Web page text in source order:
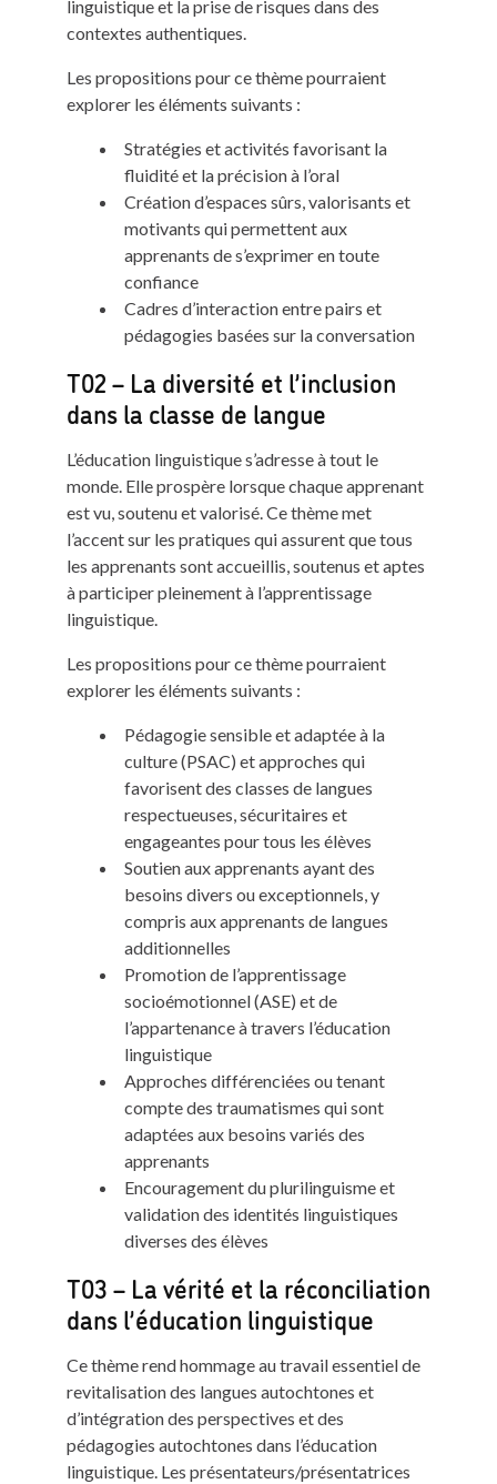
linguistique et la prise de risques dans des
contextes authentiques.
Les propositions pour ce thème pourraient
explorer les éléments suivants :
Stratégies et activités favorisant la
fluidité et la précision à l’oral
Création d’espaces sûrs, valorisants et
motivants qui permettent aux
apprenants de s’exprimer en toute
confiance
Cadres d’interaction entre pairs et
pédagogies basées sur la conversation
T02 – La diversité et l’inclusion
dans la classe de langue
L’éducation linguistique s’adresse à tout le
monde. Elle prospère lorsque chaque apprenant
est vu, soutenu et valorisé. Ce thème met
l’accent sur les pratiques qui assurent que tous
les apprenants sont accueillis, soutenus et aptes
à participer pleinement à l’apprentissage
linguistique.
Les propositions pour ce thème pourraient
explorer les éléments suivants :
Pédagogie sensible et adaptée à la
culture (PSAC) et approches qui
favorisent des classes de langues
respectueuses, sécuritaires et
engageantes pour tous les élèves
Soutien aux apprenants ayant des
besoins divers ou exceptionnels, y
compris aux apprenants de langues
additionnelles
Promotion de l’apprentissage
socioémotionnel (ASE) et de
l’appartenance à travers l’éducation
linguistique
Approches différenciées ou tenant
compte des traumatismes qui sont
adaptées aux besoins variés des
apprenants
Encouragement du plurilinguisme et
validation des identités linguistiques
diverses des élèves
T03 – La vérité et la réconciliation
dans l’éducation linguistique
Ce thème rend hommage au travail essentiel de
revitalisation des langues autochtones et
d’intégration des perspectives et des
pédagogies autochtones dans l’éducation
linguistique. Les présentateurs/présentatrices